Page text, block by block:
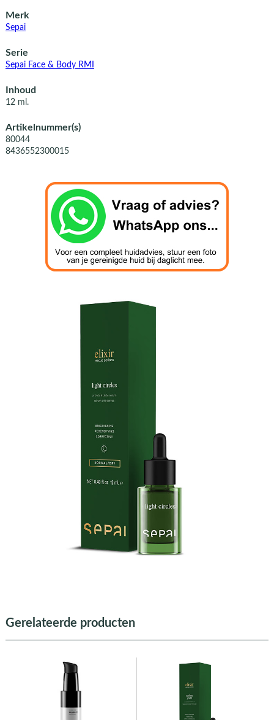
Merk
Sepai
Serie
Sepai Face & Body RMI
Inhoud
12 ml.
Artikelnummer(s)
80044
8436552300015
Gerelateerde producten